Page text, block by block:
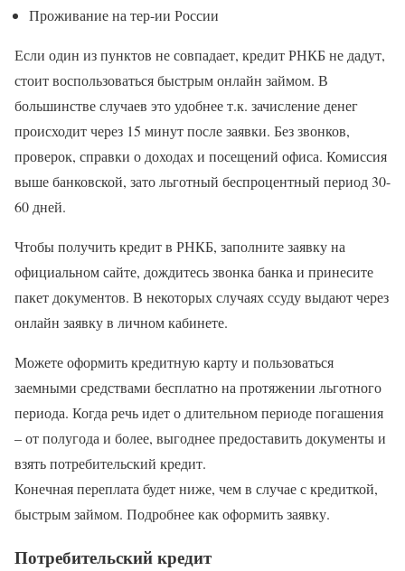
Проживание на тер-ии России
Если один из пунктов не совпадает, кредит РНКБ не дадут,
стоит воспользоваться быстрым онлайн займом. В
большинстве случаев это удобнее т.к. зачисление денег
происходит через 15 минут после заявки. Без звонков,
проверок, справки о доходах и посещений офиса. Комиссия
выше банковской, зато льготный беспроцентный период 30-
60 дней.
Чтобы получить кредит в РНКБ, заполните заявку на
официальном сайте, дождитесь звонка банка и принесите
пакет документов. В некоторых случаях ссуду выдают через
онлайн заявку в личном кабинете.
Можете оформить кредитную карту и пользоваться
заемными средствами бесплатно на протяжении льготного
периода. Когда речь идет о длительном периоде погашения
– от полугода и более, выгоднее предоставить документы и
взять потребительский кредит.
Конечная переплата будет ниже, чем в случае с кредиткой,
быстрым займом. Подробнее как оформить заявку.
Потребительский кредит